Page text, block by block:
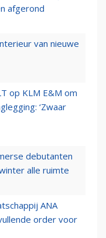
afgerond
van nieuwe
op KLM E&M om
‘Zwaar
debutanten
alle ruimte
ANA
order voor